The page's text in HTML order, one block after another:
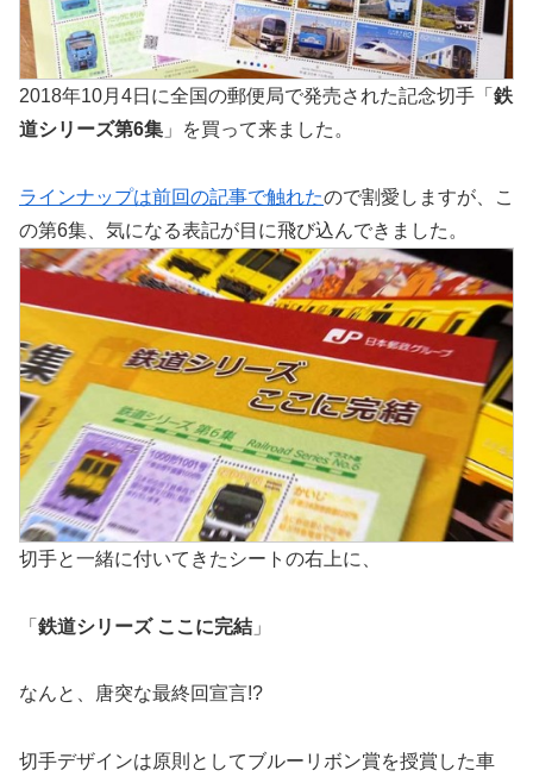
2018年10月4日に全国の郵便局で発売された記念切手「 鉄
道シリーズ第6集 」を買って来ました。
ラインナップは前回の記事で触れたので割愛しますが、こ
の第6集、気になる表記が目に飛び込んできました。
切手と一緒に付いてきたシートの右上に、
「 鉄道シリーズ ここに完結 」
なんと、唐突な最終回宣言!?
切手デザインは原則としてブルーリボン賞を授賞した車